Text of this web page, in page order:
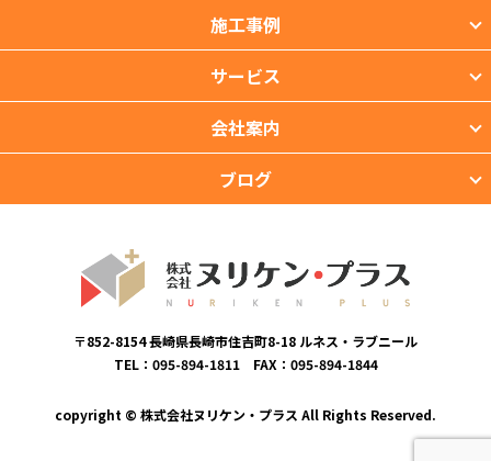
施工事例
サービス
会社案内
ブログ
〒852-8154 長崎県長崎市住吉町8-18 ルネス・ラブニール
TEL：095-894-1811 FAX：095-894-1844
copyright © 株式会社ヌリケン・プラス All Rights Reserved.